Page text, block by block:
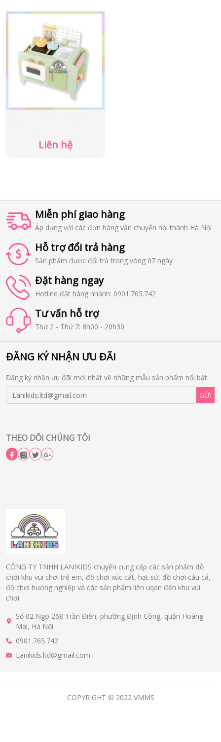
Liên hệ
Miễn phí giao hàng
Áp dụng với các đơn hàng vận chuyển nội thành Hà Nội
Hỗ trợ đổi trả hàng
Sản phẩm được đổi trả trong vòng 07 ngày
Đặt hàng ngay
Hotline đặt hàng nhanh: 0901.765.742
Tư vấn hỗ trợ
Thứ 2 - Thứ 7: 8h00 - 20h30
ĐĂNG KÝ NHẬN ƯU ĐÃI
Đăng ký nhận ưu đãi mới nhất về những mẫu sản phẩm nổi bật.
GỬI
THEO DÕI CHÚNG TÔI
CÔNG TY TNHH LANIKIDS chuyên cung cấp các sản phẩm đồ
chơi khu vui chơi trẻ em, đồ chơi xúc cát, hạt sứ, đồ chơi câu cá,
đồ chơi hướng nghiệp và các sản phẩm liên uqan đến khu vui
chơi
Số 02 Ngõ 268 Trần Điền, phường Định Công, quận Hoàng
Mai, Hà Nội
0901.765.742
Lanikids.ltd@gmail.com
COPYRIGHT © 2022 VMMS